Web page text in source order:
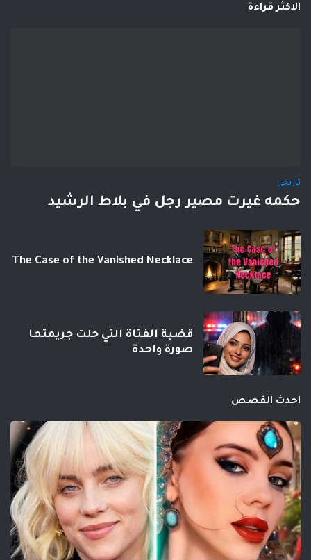
الاكثر قراءة
تاريخي
حكمه غيرت مصير رجل في بلاط الرشيد
The Case of the Vanished Necklace
قضية الفتاة التي حلت جريمتها
صورة واحدة
احدث القصص